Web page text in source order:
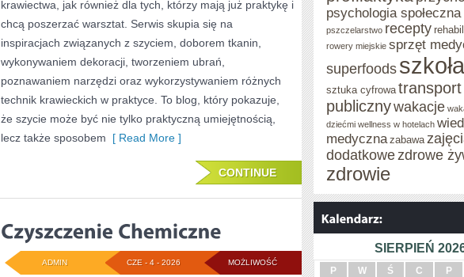
krawiectwa, jak również dla tych, którzy mają już praktykę i
chcą poszerzać warsztat. Serwis skupia się na
inspiracjach związanych z szyciem, doborem tkanin,
wykonywaniem dekoracji, tworzeniem ubrań,
poznawaniem narzędzi oraz wykorzystywaniem różnych
technik krawieckich w praktyce. To blog, który pokazuje,
że szycie może być nie tylko praktyczną umiejętnością,
lecz także sposobem [ Read More ]
CONTINUE
MOŻLIWOŚĆ
CZE - 4 - 2026
ADMIN
psychologia społeczna
pszczelarstwo recepty
rowery miejskie sprzęt
superfoods szkoła
sztuka cyfrowa transport
publicznywakacje
dziećmi wellness w hotelach
medyczna zabawa
dodatkowezdrowe
zdrowie
SIERPIEŃ
P W Ś C P